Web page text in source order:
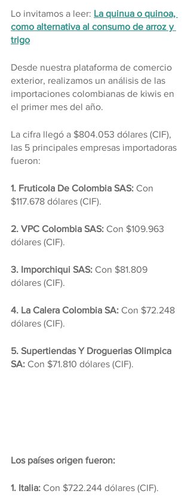
Lo invitamos a leer: La quinua o quinoa,
como alternativa al consumo de arroz y
trigo
Desde nuestra plataforma de comercio
exterior, realizamos un análisis de las
importaciones colombianas de kiwis en
el primer mes del año.
La cifra llegó a $804.053 dólares (CIF),
las 5 principales empresas importadoras
fueron:
1. Fruticola De Colombia SAS: Con
$117.678 dólares (CIF).
2. VPC Colombia SAS: Con $109.963
dólares (CIF).
3. Imporchiqui SAS: Con $81.809
dólares (CIF).
4. La Calera Colombia SA: Con $72.248
dólares (CIF).
5. Supertiendas Y Droguerias Olimpica
SA: Con $71.810 dólares (CIF).
Los países origen fueron:
1. Italia: Con $722.244 dólares (CIF).